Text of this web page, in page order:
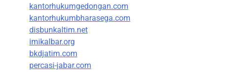
kantorhukumgedongan.com
kantorhukumbharasega.com
disbunkaltim.net
imikalbar.org
bkdjatim.com
percasi-jabar.com